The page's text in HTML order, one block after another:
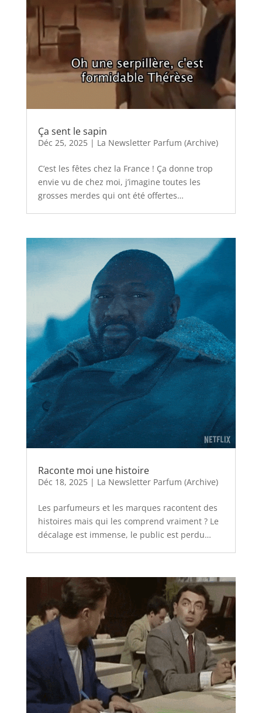
Ça sent le sapin
Déc 25, 2025| La Newsletter Parfum (Archive)
C’est les fêtes chez la France ! Ça donne trop
envie vu de chez moi, j’imagine toutes les
grosses merdes qui ont été offertes…
Raconte moi une histoire
Déc 18, 2025| La Newsletter Parfum (Archive)
Les parfumeurs et les marques racontent des
histoires mais qui les comprend vraiment ? Le
décalage est immense, le public est perdu…